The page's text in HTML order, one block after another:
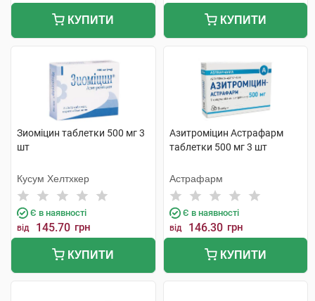
КУПИТИ КУПИТИ
Зиоміцин таблетки 500 мг 3
шт
Кусум Хелтхкер
Є в наявності
від 145.70 грн
КУПИТИ
Азитроміцин Астрафарм
таблетки 500 мг 3 шт
Астрафарм
Є в наявності
від 146.30 грн
КУПИТИ